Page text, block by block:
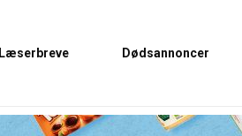
Læserbreve Dødsannoncer